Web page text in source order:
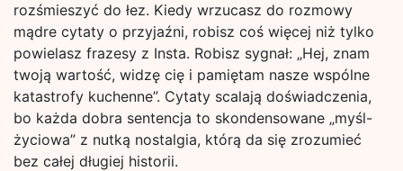
rozśmieszyć do łez. Kiedy wrzucasz do rozmowy
mądre cytaty o przyjaźni, robisz coś więcej niż tylko
powielasz frazesy z Insta. Robisz sygnał: „Hej, znam
twoją wartość, widzę cię i pamiętam nasze wspólne
katastrofy kuchenne”. Cytaty scalają doświadczenia,
bo każda dobra sentencja to skondensowane „myśl-
życiowa” z nutką nostalgia, którą da się zrozumieć
bez całej długiej historii.